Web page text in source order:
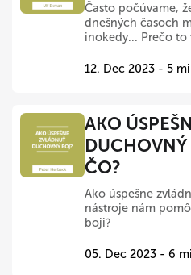
Často počúvame,
dnešných časoch
inokedy... Prečo to
12. Dec 2023 - 5
AKO
DUCHOVNÝ
ČO?
Ako úspešne
nástroje nám
boji?
05. Dec 2023 - 6